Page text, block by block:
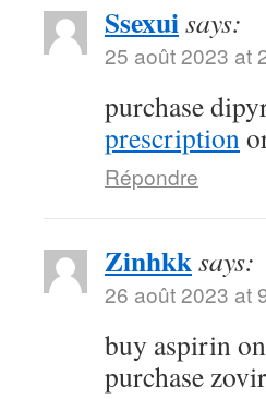
Ssexuisays:
25 août 2023 at
purchase
prescription
Répondre
Zinhkksays:
26 août 2023 at
buy aspirin
purchase